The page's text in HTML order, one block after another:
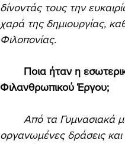
δίνοντάς τους την
χαρά της δημιουργίας,
Φιλοπονίας.
Ποια ήταν η
Φιλανθρωπικού Έργου;
Από τα Γυμνασιακά
οργανωμένες δράσεις